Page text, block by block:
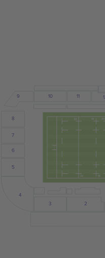
10
3
9
4
5
6
7
8
2
11